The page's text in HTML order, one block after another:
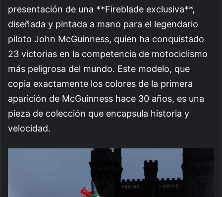
presentación de una **Fireblade exclusiva**,
diseñada y pintada a mano para el legendario
piloto John McGuinness, quien ha conquistado
23 victorias en la competencia de motociclismo
más peligrosa del mundo. Este modelo, que
copia exactamente los colores de la primera
aparición de McGuinness hace 30 años, es una
pieza de colección que encapsula historia y
velocidad.